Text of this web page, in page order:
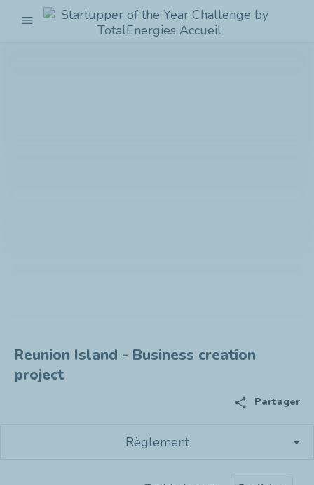
menu
Startupper
Reunion Island - Business creation
project
share Partager
Règlement